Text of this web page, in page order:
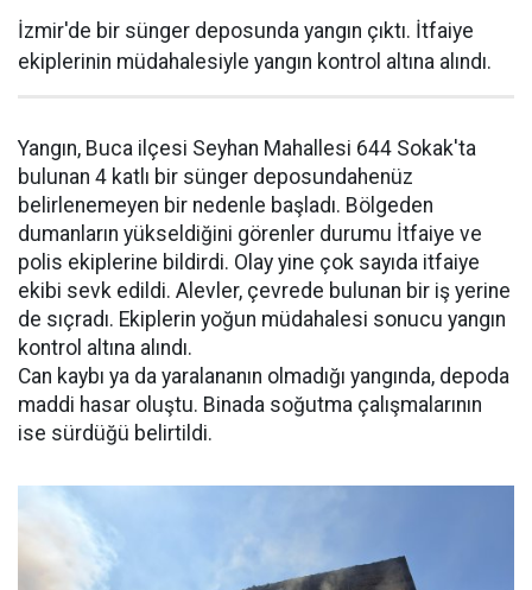
İzmir'de bir sünger deposunda yangın çıktı. İtfaiye
ekiplerinin müdahalesiyle yangın kontrol altına alındı.
Yangın, Buca ilçesi Seyhan Mahallesi 644 Sokak'ta
bulunan 4 katlı bir sünger deposundahenüz
belirlenemeyen bir nedenle başladı. Bölgeden
dumanların yükseldiğini görenler durumu İtfaiye ve
polis ekiplerine bildirdi. Olay yine çok sayıda itfaiye
ekibi sevk edildi. Alevler, çevrede bulunan bir iş yerine
de sıçradı. Ekiplerin yoğun müdahalesi sonucu yangın
kontrol altına alındı.
Can kaybı ya da yaralananın olmadığı yangında, depoda
maddi hasar oluştu. Binada soğutma çalışmalarının
ise sürdüğü belirtildi.